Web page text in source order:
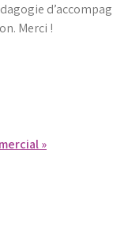
Merci !
»